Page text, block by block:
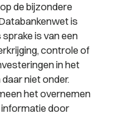
de bijzondere
is
is van een
controle of
in het
niet onder.
het overnemen
door